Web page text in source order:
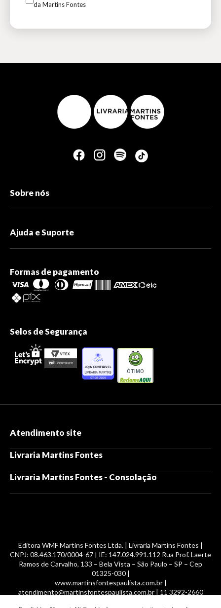
da Martins Fontes
Sobre nós
Ajuda e Suporte
Formas de pagamento
Selos de Segurança
ÓTIMO
Atendimento site
Livraria Martins Fontes
Livraria Martins Fontes - Consolação
Editora WMF Martins Fontes Ltda. | Livraria Martins Fontes |
CNPJ: 08.463.170/0004-67 | IE: 147.024.991.112 Rua Prof. Laerte
Ramos de Carvalho, 133 – Bela Vista – São Paulo – SP – Cep
01325-030 |
www.martinsfontespaulista.com.br |
atendimento@martinsfontespaulista.com.br | 11 3292-2660